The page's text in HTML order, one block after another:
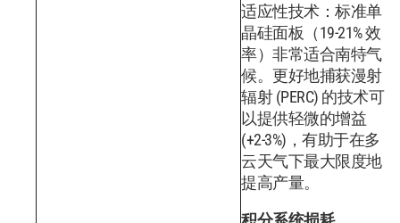
适应性技术：标准单
晶硅面板（19-21% 效
率）非常适合南特气
候。更好地捕获漫射
辐射 (PERC) 的技术可
以提供轻微的增益
(+2-3%)，有助于在多
云天气下最大限度地
提高产量。